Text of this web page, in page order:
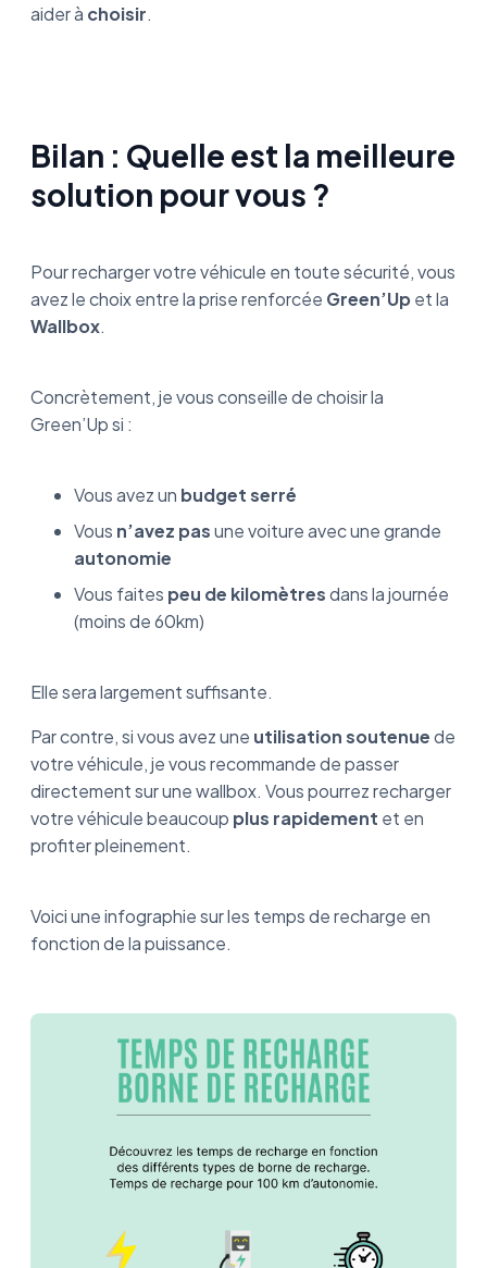
aider à choisir.
Bilan : Quelle est la meilleure
solution pour vous ?
Pour recharger votre véhicule en toute sécurité, vous
avez le choix entre la prise renforcée Green’Upet la
Wallbox.
Concrètement, je vous conseille de choisir la
Green’Up si :
Vous avez un budget serré
Vous n’avez pasune voiture avec une grande
autonomie
Vous faites peu de kilomètresdans la journée
(moins de 60km)
Elle sera largement suffisante.
Par contre, si vous avez une utilisation soutenuede
votre véhicule, je vous recommande de passer
directement sur une wallbox. Vous pourrez recharger
votre véhicule beaucoup plus rapidement et en
profiter pleinement.
Voici une infographie sur les temps de recharge en
fonction de la puissance.